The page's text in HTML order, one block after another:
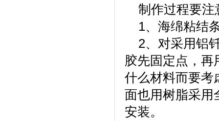
制作过程要注
1、海绵粘结
2、对采用铝
胶先固定点，
什么材料而要考
面也用树脂采用
安装。